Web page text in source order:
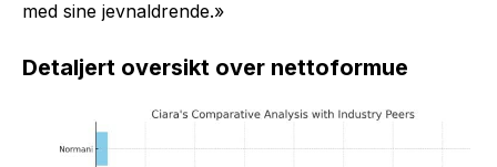
med sine jevnaldrende.»
Detaljert oversikt over nettoformue